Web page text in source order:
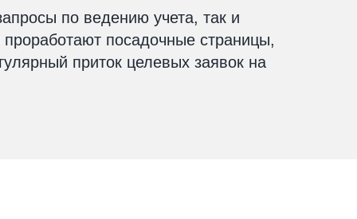
по ведению учета, так и
посадочные страницы,
приток целевых заявок на